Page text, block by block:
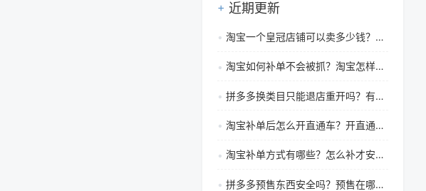
近期更新
淘宝一个皇冠店铺可以卖多少钱？如何转卖才安全合规？
淘宝如何补单不会被抓？淘宝怎样补单不被发现
拼多多换类目只能退店重开吗？有影响吗？
淘宝补单后怎么开直通车？开直通车还要补单吗？
淘宝补单方式有哪些？怎么补才安全有效？
拼多多预售东西安全吗？预售在哪里看？